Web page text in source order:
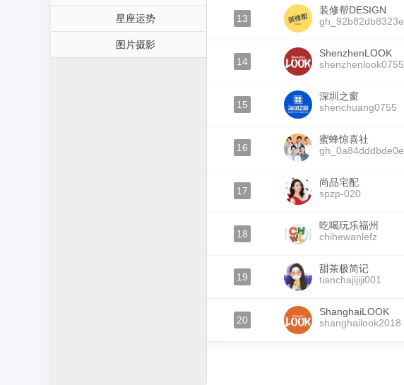
星座运势
图片摄影
13
装修帮DESIGN
gh_92b82db8323e
14
ShenzhenLOOK
shenzhenlook0755
15
深圳之窗
shenchuang0755
16
蜜蜂惊喜社
gh_0a84dddbde0e
17
尚品宅配
spzp-020
18
吃喝玩乐福州
chihewanlefz
19
甜茶极简记
tianchajijiji001
20
ShanghaiLOOK
shanghailook2018